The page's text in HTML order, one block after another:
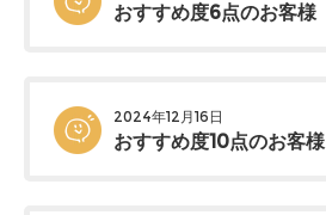
おすすめ度6点のお客様
2024年12月16日
おすすめ度10点のお客様